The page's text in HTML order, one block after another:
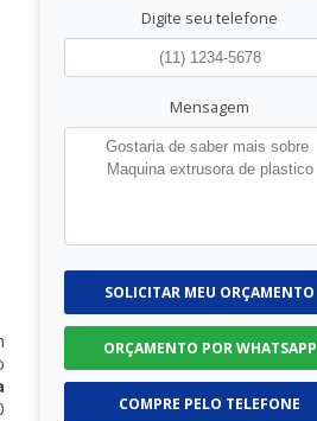
Digite seu telefone
Mensagem
SOLICITAR MEU ORÇAMENTO
ORÇAMENTO POR WHATSAPP
COMPRE PELO TELEFONE